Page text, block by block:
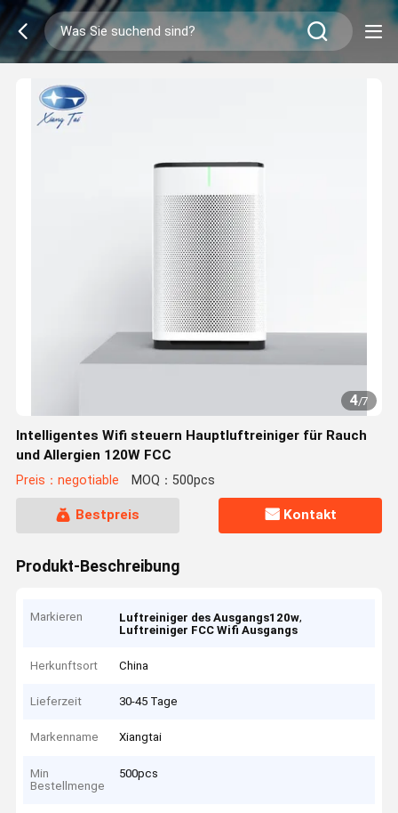
4/7
Intelligentes Wifi steuern Hauptluftreiniger für Rauch
und Allergien 120W FCC
Preis：negotiable MOQ：500pcs
Bestpreis Kontakt
Produkt-Beschreibung
Markieren Luftreiniger des Ausgangs120w,
Luftreiniger FCC Wifi Ausgangs
Herkunftsort China
Lieferzeit 30-45 Tage
Markenname Xiangtai
Min
Bestellmenge
500pcs